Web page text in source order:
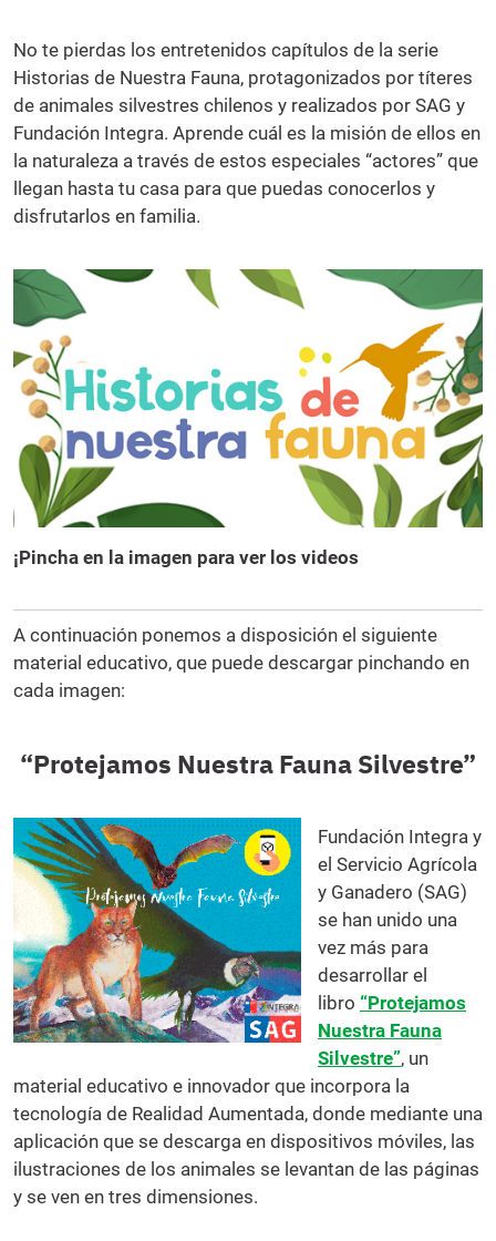
No te pierdas los entretenidos capítulos de la serie
Historias de Nuestra Fauna, protagonizados por títeres
de animales silvestres chilenos y realizados por SAG y
Fundación Integra. Aprende cuál es la misión de ellos en
la naturaleza a través de estos especiales “actores” que
llegan hasta tu casa para que puedas conocerlos y
disfrutarlos en familia.
¡Pincha en la imagen para ver los videos
A continuación ponemos a disposición el siguiente
material educativo, que puede descargar pinchando en
cada imagen:
“Protejamos Nuestra Fauna Silvestre”
Fundación Integra y
el Servicio Agrícola
y Ganadero (SAG)
se han unido una
vez más para
desarrollar el
libro “Protejamos
Nuestra Fauna
Silvestre”, un
material educativo e innovador que incorpora la
tecnología de Realidad Aumentada, donde mediante una
aplicación que se descarga en dispositivos móviles, las
ilustraciones de los animales se levantan de las páginas
y se ven en tres dimensiones.